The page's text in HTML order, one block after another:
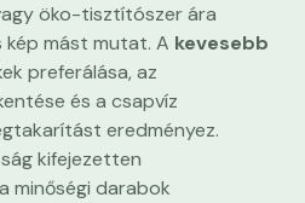
öko-tisztítószer ára
kép mást mutat. A kevesebb
preferálása, az
és a csapvíz
eredményez.
kifejezetten
minőségi darabok